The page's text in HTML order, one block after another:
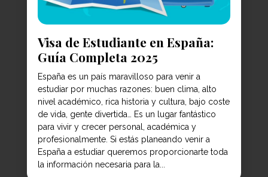
Visa de Estudiante en España:
Guía Completa 2025
España es un país maravilloso para venir a
estudiar por muchas razones: buen clima, alto
nivel académico, rica historia y cultura, bajo coste
de vida, gente divertida… Es un lugar fantástico
para vivir y crecer personal, académica y
profesionalmente. Si estás planeando venir a
España a estudiar queremos proporcionarte toda
la información necesaria para la...